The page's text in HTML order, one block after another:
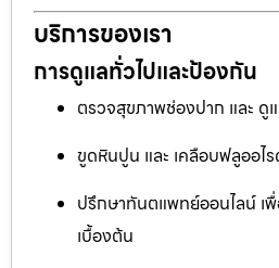
บริการของเรา
การดูแลทั่วไปและป้องกัน
ตรวจสุขภาพช่องปาก และ
ขูดหินปูน และ เคลือบฟลูออไ
ปรึกษาทันตแพทย์ออนไลน์ เ
เบื้องต้น